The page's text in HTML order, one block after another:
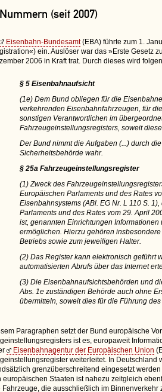
(seit 2007)
Eisenbahn-Bundesamt(EBA) führte zum 1.
ein. Auslöser war das »Erste Gesetz
2006 in Kraft trat. Durch dieses wird
§ 5 Eisenbahnaufsicht
(1e) Dem Bund obliegen für die
verkehrenden Eisenbahnfahrzeugen, für
sonstigen Verantwortlichen im
Fahrzeugeinstellungsregisters, soweit
Der Bund nimmt die Aufgaben (...) durch
Sicherheitsbehörde wahr.
§ 25a Fahrzeugeinstellungsregister
(1) Zweck des
Europäischen Parlaments und des Rates
Eisenbahnsystems (ABl. EG Nr. L 110 S.
Parlaments und des Rates vom 29. April
ist, genannten Einrichtungen
ermöglichen. Hierzu gehören
Betriebs sowie zum jeweiligen Halter.
(2) Das Register kann elektronisch geführt
automatisierten Abrufs über das Internet
(3) Die Eisenbahnaufsichtsbehörden und
Abs. 1e zuständigen Behörde auch ohne
übermitteln, soweit dies für die Führung
Paragraphen setzt der Bund europäische
ist es, europaweit
Eisenbahnagentur der Europäischen Union
weiterleitet. In
grenzüberschreitend eingesetzt
europäischen Staaten ist nahezu zeitgleich
Fahrzeuge, die ausschließlich im